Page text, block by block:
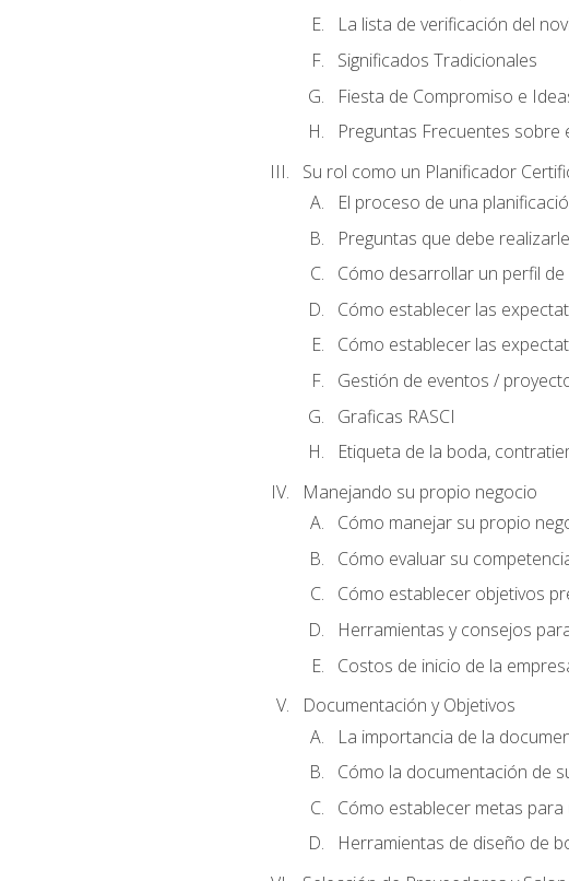
La lista de verificación del
Significados Tradicionales
Fiesta de Compromiso e
Preguntas Frecuentes sobre
Su rol como un Planificador
El proceso de una
Preguntas que debe
Cómo desarrollar un perfil de
Cómo establecer las
Cómo establecer las
Gestión de eventos /
Graficas RASCI
Etiqueta de la boda,
Manejando su propio negocio
Cómo manejar su propio
Cómo evaluar su
Cómo establecer objetivos
Herramientas y consejos
Costos de inicio de la
Documentación y Objetivos
La importancia de la
Cómo la documentación de
Cómo establecer metas
Herramientas de diseño de